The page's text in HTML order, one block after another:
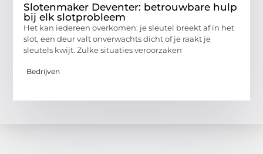
Slotenmaker Deventer: betrouwbare hulp
bij elk slotprobleem
Het kan iedereen overkomen: je sleutel breekt af in het
slot, een deur valt onverwachts dicht of je raakt je
sleutels kwijt. Zulke situaties veroorzaken
Bedrijven